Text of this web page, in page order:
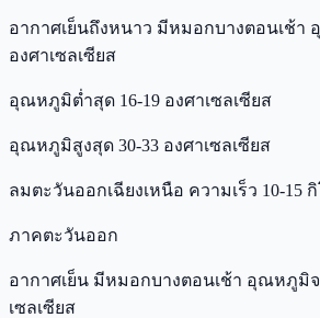
อากาศเย็นถึงหนาว มีหมอกบางตอนเช้า
องศาเซลเซียส
อุณหภูมิต่ำสุด 16-19 องศาเซลเซียส
อุณหภูมิสูงสุด 30-33 องศาเซลเซียส
ลมตะวันออกเฉียงเหนือ ความเร็ว 10-15
ภาคตะวันออก
อากาศเย็น มีหมอกบางตอนเช้า อุณหภูมิจ
เซลเซียส